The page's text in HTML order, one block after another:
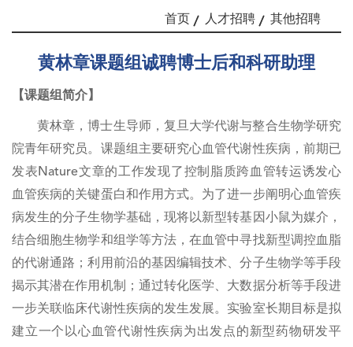
首页 人才招聘 其他招聘
黄林章课题组诚聘博士后和科研助理
【课题组简介】
黄林章，博士生导师，复旦大学代谢与整合生物学研究
院青年研究员。课题组主要研究心血管代谢性疾病，前期已
发表Nature文章的工作发现了控制脂质跨血管转运诱发心
血管疾病的关键蛋白和作用方式。为了进一步阐明心血管疾
病发生的分子生物学基础，现将以新型转基因小鼠为媒介，
结合细胞生物学和组学等方法，在血管中寻找新型调控血脂
的代谢通路；利用前沿的基因编辑技术、分子生物学等手段
揭示其潜在作用机制；通过转化医学、大数据分析等手段进
一步关联临床代谢性疾病的发生发展。实验室长期目标是拟
建立一个以心血管代谢性疾病为出发点的新型药物研发平